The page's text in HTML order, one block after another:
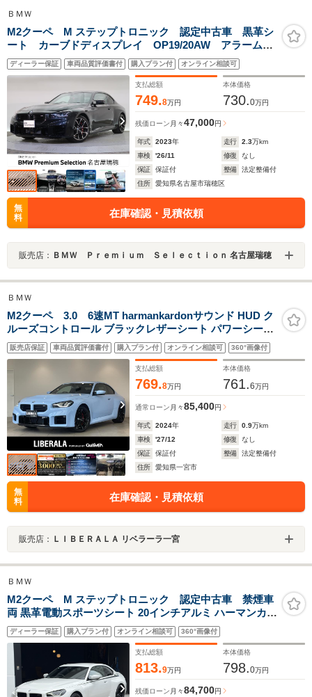
ＢＭＷ
M2クーペ M ステップトロニック 認定中古車 黒革シ
ート カーブドディスプレイ OP19/20AW アラーム・
システム harman/kardon アダプティブLEDヘッドラ
イト バックカメラ サンプロテクション・ガラス
ディーラー保証 車両品質評価書付 購入プラン付 オンライン相談可
支払総額
749.8万円
本体価格
730.0万円
残価ローン 月々47,000円
年式 2023年 走行 2.3万km
車検
'26/11 修復
なし
保証
保証付 整備
法定整備付
住所
愛知県名古屋市瑞穂区
無
料
在庫確認・見積依頼
販売店： ＢＭＷ Ｐｒｅｍｉｕｍ Ｓｅｌｅｃｔｉｏｎ 名古屋瑞穂
ＢＭＷ
M2クーペ 3.0 6速MT harmankardonサウンド HUD ク
ルーズコントロール ブラックレザーシート パワーシート/
シートヒーター D席メモリーシート 純正ナビ
BT/USB/Spotify/Apple Car Play バックカメラ アンビエ
ントライト
販売店保証 車両品質評価書付 購入プラン付 オンライン相談可 360°画像付
支払総額
769.8万円
本体価格
761.6万円
通常ローン 月々85,400円
年式 2024年 走行 0.9万km
車検
'27/12 修復
なし
保証
保証付 整備
法定整備付
住所
愛知県一宮市
無
料
在庫確認・見積依頼
販売店： ＬＩＢＥＲＡＬＡ リベラーラ一宮
ＢＭＷ
M2クーペ M ステップトロニック 認定中古車 禁煙車
両 黒革電動スポーツシート 20インチアルミ ハーマンカー
ドン Mアームレスト シートヒーター 純正前後ドラレコ
バックカメラ 前後障害物センサー アップルカープレイ イ
ンジェリデントセーフティ
ディーラー保証 購入プラン付 オンライン相談可 360°画像付
支払総額
813.9万円
本体価格
798.0万円
残価ローン 月々84,700円